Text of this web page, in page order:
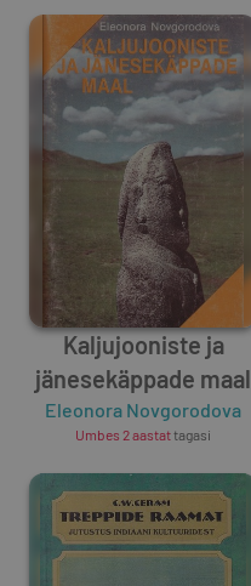
Kaljujooniste ja
jänesekäppade maal
Eleonora Novgorodova
Umbes 2 aastattagasi